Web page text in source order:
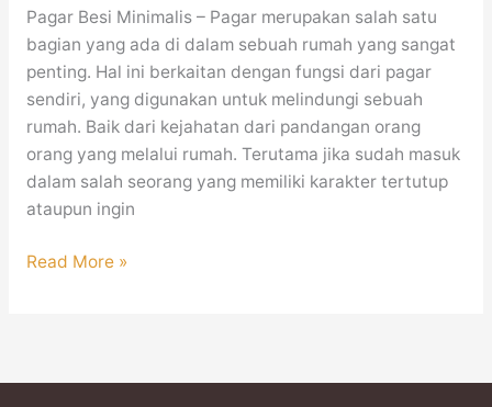
Pagar Besi Minimalis – Pagar merupakan salah satu
bagian yang ada di dalam sebuah rumah yang sangat
penting. Hal ini berkaitan dengan fungsi dari pagar
sendiri, yang digunakan untuk melindungi sebuah
rumah. Baik dari kejahatan dari pandangan orang
orang yang melalui rumah. Terutama jika sudah masuk
dalam salah seorang yang memiliki karakter tertutup
ataupun ingin
Read More »